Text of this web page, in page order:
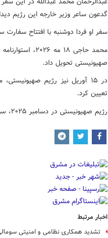
گدعون ساعر وزیر خارجه این رژیم
سفر او فردا دوشنبه با افتتاح
محمد حاجی ۱۸
صهیونیستی تحویل داد.
در ۱۵ آوریل نیز رژیم
تعیین کرد.
رژیم صهیونیستی در دسامبر ۲۰۲۵، سومالی‌لند را به رسمیت شناخت.
اخبار مرتبط
تشدید همکاری نظامی و امنیتی